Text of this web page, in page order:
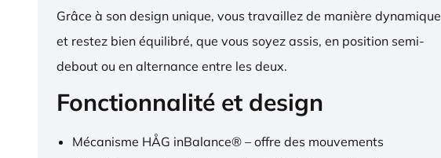
Grâce à son design unique, vous travaillez de manière dynamique
et restez bien équilibré, que vous soyez assis, en position semi-
debout ou en alternance entre les deux.
Fonctionnalité et design
Mécanisme HÅG inBalance® – offre des mouvements